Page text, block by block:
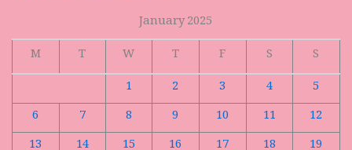
January 2025
M
T W T F S
S
1
2 3 4
5
6
7 8 9 10 11
12
13
14 15 16 17 18
19